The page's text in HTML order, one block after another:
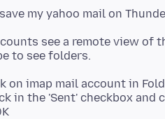
see a remote view of
on imap mail account in
in the 'Sent' checkbox and